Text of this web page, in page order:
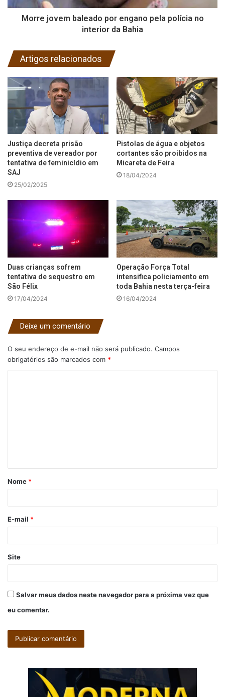
Morre jovem baleado por engano pela polícia no
interior da Bahia
Artigos relacionados
Justiça decreta prisão
preventiva de vereador por
tentativa de feminicídio em
SAJ
25/02/2025
Pistolas de água e objetos
cortantes são proibidos na
Micareta de Feira
18/04/2024
Duas crianças sofrem
tentativa de sequestro em
São Félix
17/04/2024
Operação Força Total
intensifica policiamento em
toda Bahia nesta terça-feira
16/04/2024
Deixe um comentário
O seu endereço de e-mail não será publicado. Campos
obrigatórios são marcados com *
á
r
*
Nome *
E-mail *
Site
Salvar meus dados neste navegador para a próxima vez que
eu comentar.